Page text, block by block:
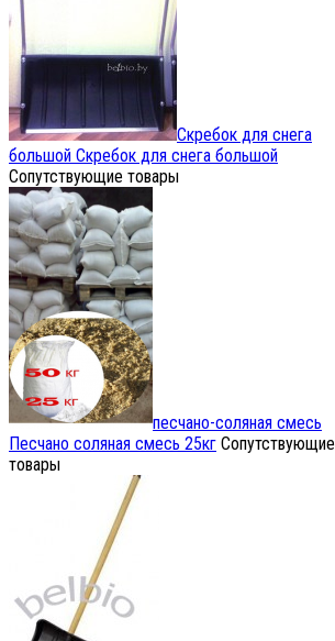
Скребок для снега
большой Скребок для снега большой
Сопутствующие товары
песчано-соляная смесь
Песчано соляная смесь 25кг Сопутствующие
товары